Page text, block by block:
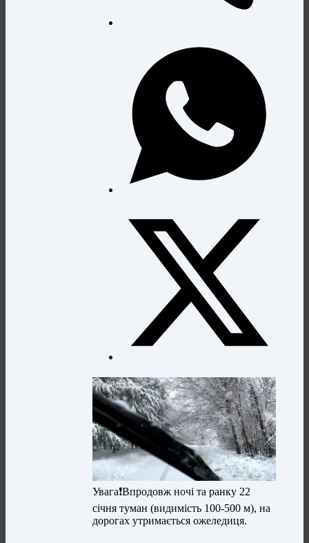
Увага❗Впродовж ночі та ранку 22
січня туман (видимість 100-500 м), на
дорогах утримається ожеледиця.